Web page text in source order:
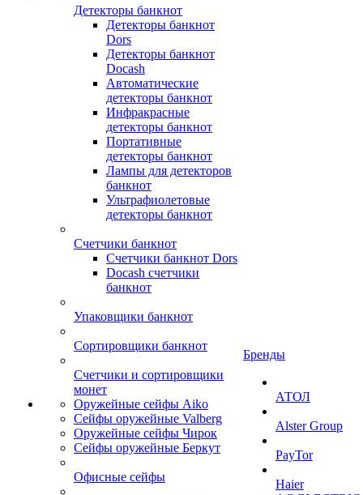
Детекторы банкнот
Детекторы банкнот
Dors
Детекторы банкнот
Docash
Автоматические
детекторы банкнот
Инфракрасные
детекторы банкнот
Портативные
детекторы банкнот
Лампы для детекторов
банкнот
Ультрафиолетовые
детекторы банкнот
Счетчики банкнот
Счетчики банкнот Dors
Docash счетчики
банкнот
Упаковщики банкнот
Сортировщики банкнот
Счетчики и сортировщики
монет
Оружейные сейфы Aiko
Сейфы оружейные Valberg
Оружейные сейфы Чирок
Сейфы оружейные Беркут
Офисные сейфы
Бренды
АТОЛ
Alster Group
PayTor
Haier